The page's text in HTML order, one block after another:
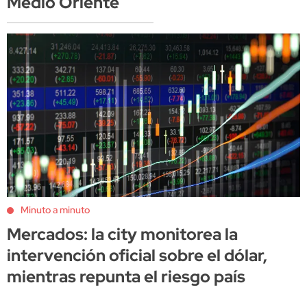
Minuto a minuto
Mercados: la city monitorea la
intervención oficial sobre el dólar,
mientras repunta el riesgo país